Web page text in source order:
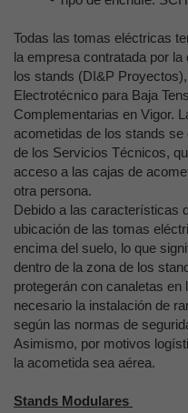
Todas las tomas eléctricas
la empresa contratada por
los stands (DI&P
Electrotécnico para Baja
Complementarias en Vigor.
acometidas de los stands
de los Servicios Técnicos,
acceso a las cajas de
otra persona.
Debido a las características
ubicación de las tomas
encima del suelo, lo que
dentro de la zona de los
protegerán con canaletas
necesario la instalación de
según las normas de
Asimismo, por motivos
la acometida sea aérea.
Stands Modulares